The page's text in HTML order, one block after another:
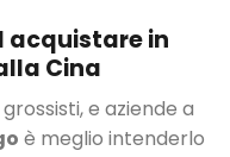
acquistare in
Cina
e aziende a
è meglio intenderlo